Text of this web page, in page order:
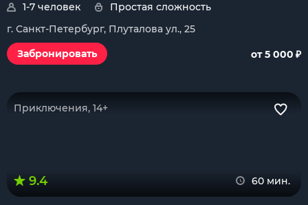
1-7 человек
Простая сложность
г. Санкт-Петербург, Плуталова ул., 25
Забронировать
от 5 000 ₽
Приключения, 14+
9.4 60 мин.